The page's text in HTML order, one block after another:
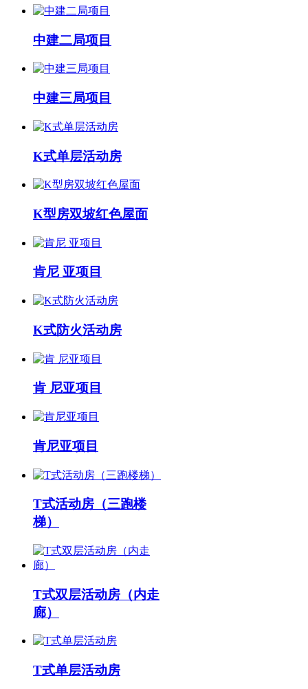
中建二局项目
中建三局项目
K式单层活动房
K型房双坡红色屋面
肯尼 亚项目
K式防火活动房
肯 尼亚项目
肯尼亚项目
T式活动房（三跑楼
梯）
T式双层活动房（内走
廊）
T式单层活动房